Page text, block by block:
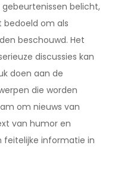
belicht,
bedoeld om als
beschouwd. Het
discussies kan
doen aan de
die worden
om nieuws van
van humor en
feitelijke informatie in